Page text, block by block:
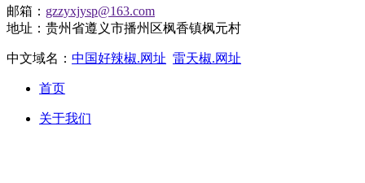
邮箱： gzzyxjysp@163.com
地址：贵州省遵义市播州区枫香镇枫元村
中文域名： 中国好辣椒.网址 雷天椒.网址
首页
关于我们